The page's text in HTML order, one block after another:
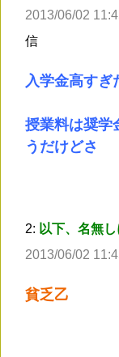
2013/06/02
信
入学金高すぎ
授業料は奨学
うだけどさ
2: 以下、名無
2013/06/02
貧乏乙